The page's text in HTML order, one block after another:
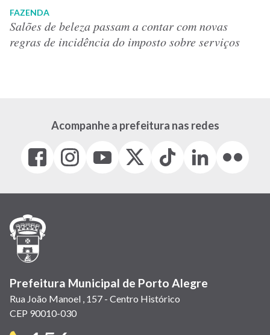
FAZENDA
Salões de beleza passam a contar com novas
regras de incidência do imposto sobre serviços
Acompanhe a prefeitura nas redes
Facebook
(link
em
janela)
Instagram
(link
em
(link
em
(Antigo
(link
Tiktok
(link
em
LinkedIn
(link
em
(link
em
Prefeitura Municipal de Porto Alegre
Rua João Manoel , 157 - Centro Histórico
CEP 90010-030